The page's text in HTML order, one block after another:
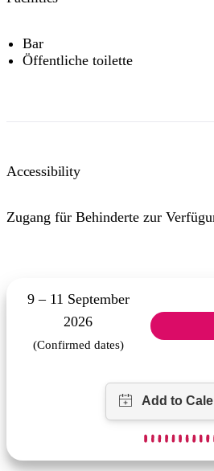
Bar
Öffentliche toilette
Accessibility
Zugang für Behinderte zur
9 – 11 September
2026
(Confirmed dates)